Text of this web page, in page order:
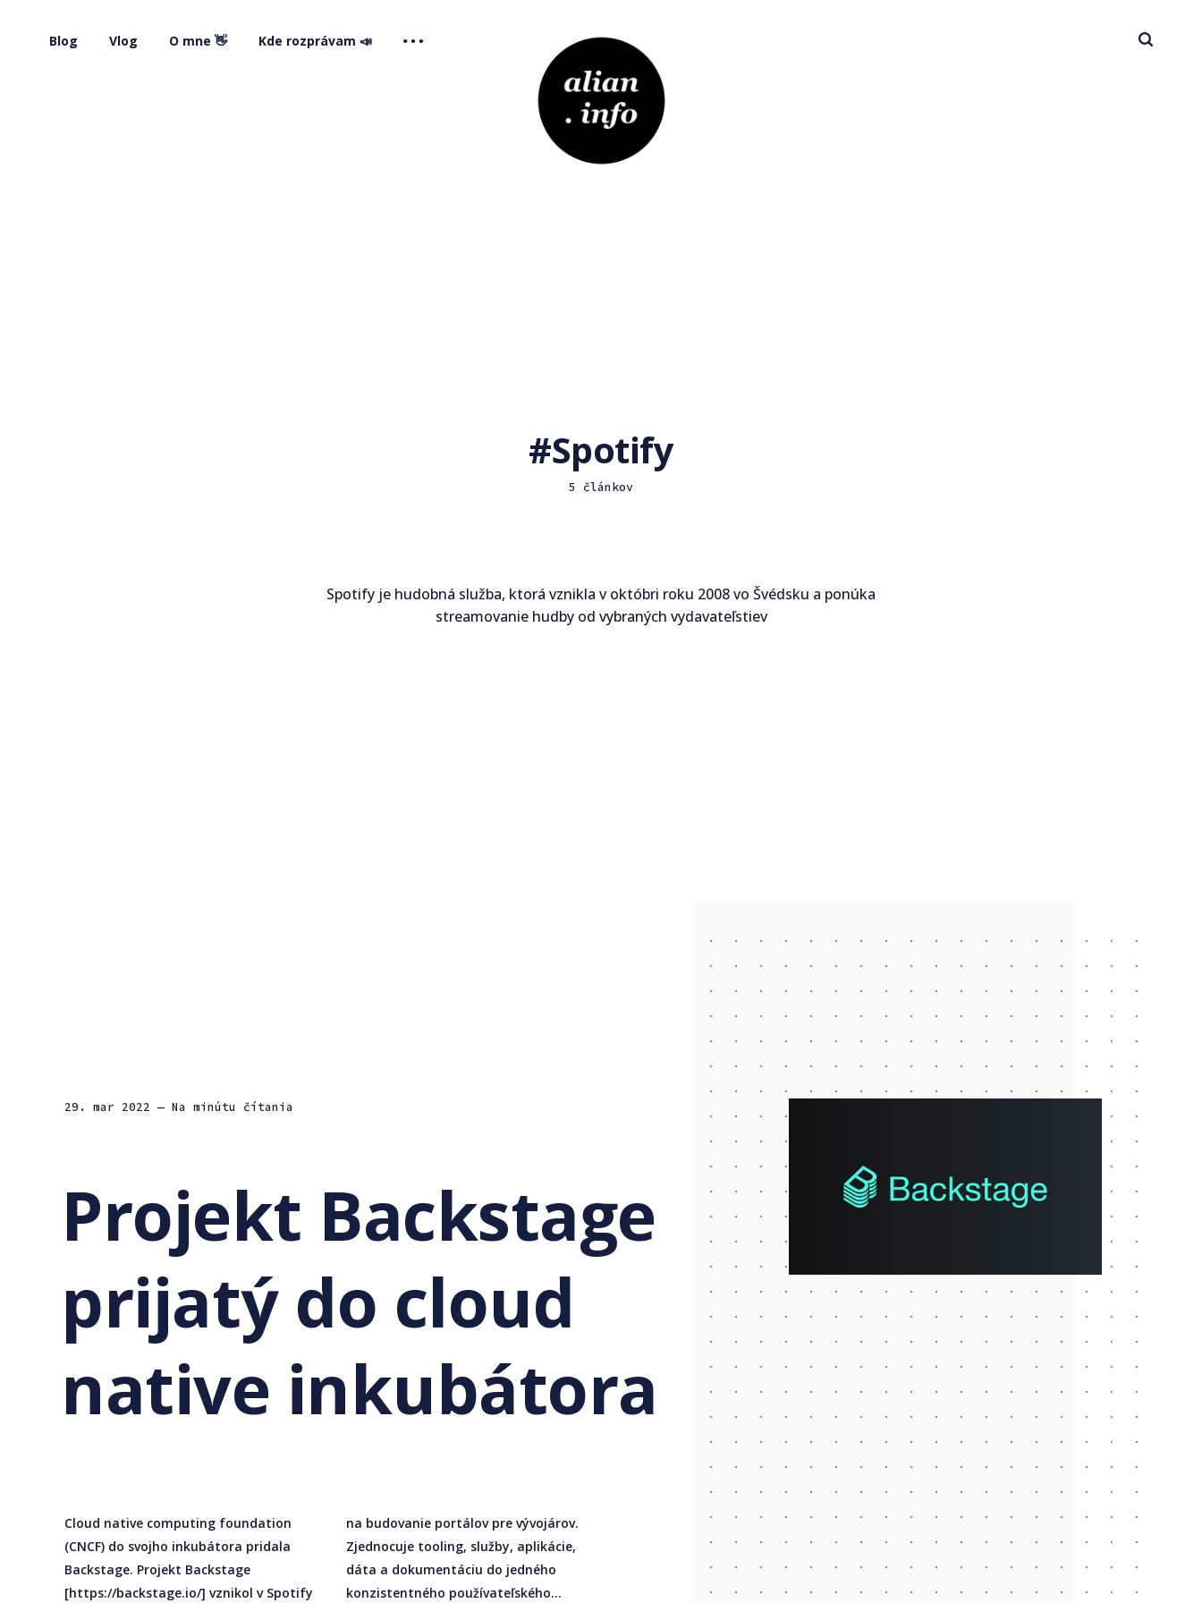
Blog Vlog O mne 👋 Kde rozprávam 📣
Spotify
5 článkov
Spotify je hudobná služba, ktorá vznikla v októbri roku 2008 vo Švédsku a ponúka
streamovanie hudby od vybraných vydavateľstiev
29. mar 2022 — Na minútu čítania
Projekt Backstage
prijatý do cloud
native inkubátora
Cloud native computing foundation
(CNCF) do svojho inkubátora pridala
Backstage. Projekt Backstage
[https://backstage.io/] vznikol v Spotify
na budovanie portálov pre vývojárov.
Zjednocuje tooling, služby, aplikácie,
dáta a dokumentáciu do jedného
konzistentného používateľského...